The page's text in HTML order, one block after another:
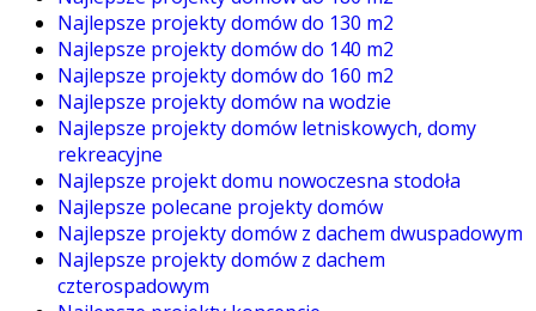
Najlepsze projekty domów do 130 m2
Najlepsze projekty domów do 140 m2
Najlepsze projekty domów do 160 m2
Najlepsze projekty domów na wodzie
Najlepsze projekty domów letniskowych, domy
rekreacyjne
Najlepsze projekt domu nowoczesna stodoła
Najlepsze polecane projekty domów
Najlepsze projekty domów z dachem dwuspadowym
Najlepsze projekty domów z dachem
czterospadowym